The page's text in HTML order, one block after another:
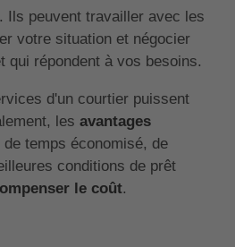
Ils peuvent travailler avec les
votre situation et négocier
qui répondent à vos besoins.
d'un courtier puissent
les avantages
temps économisé, de
conditions de prêt
le coût.